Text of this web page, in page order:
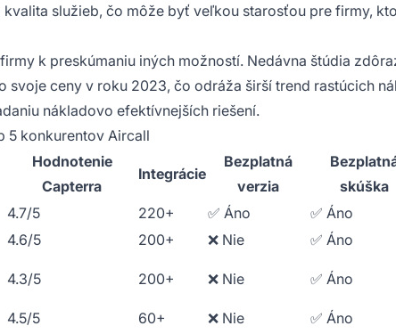
služieb, čo môže byť veľkou starosťou pre firmy,
k preskúmaniu iných možností. Nedávna štúdia
svoje ceny v roku 2023, čo odráža širší trend rastúcich
nákladovo efektívnejších riešení.
5 konkurentov Aircall
Hodnotenie
Capterra
Integrácie
Bezplatná
verzia
skúška
4.7/5 220+ ✅ Áno ✅ Áno
4.6/5 200+ ❌ Nie ✅ Áno
4.3/5 200+ ❌ Nie ✅ Áno
4.5/5 60+ ❌ Nie ✅ Áno